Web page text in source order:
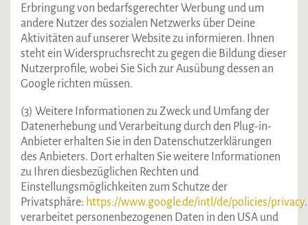
Erbringung von bedarfsgerechter Werbung und um
andere Nutzer des sozialen Netzwerks über Deine
Aktivitäten auf unserer Website zu informieren. Ihnen
steht ein Widerspruchsrecht zu gegen die Bildung dieser
Nutzerprofile, wobei Sie Sich zur Ausübung dessen an
Google richten müssen.
(3) Weitere Informationen zu Zweck und Umfang der
Datenerhebung und Verarbeitung durch den Plug-in-
Anbieter erhalten Sie in den Datenschutzerklärungen
des Anbieters. Dort erhalten Sie weitere Informationen
zu Ihren diesbezüglichen Rechten und
Einstellungsmöglichkeiten zum Schutze der
Privatsphäre: https://www.google.de/intl/de/policies/privacy
verarbeitet personenbezogenen Daten in den USA und